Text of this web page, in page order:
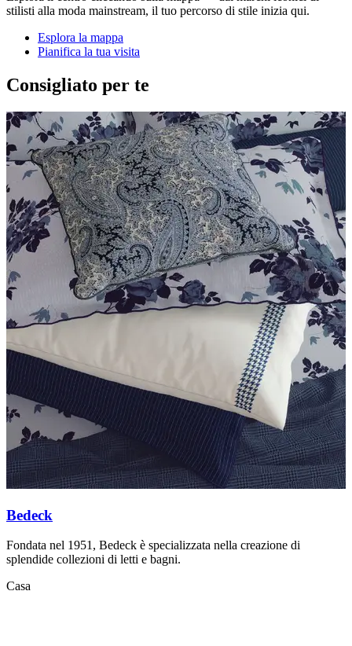
stilisti alla moda mainstream, il tuo percorso di stile inizia qui.
Esplora la mappa
Pianifica la tua visita
Consigliato per te
Bedeck
Fondata nel 1951, Bedeck è specializzata nella creazione di
splendide collezioni di letti e bagni.
Casa